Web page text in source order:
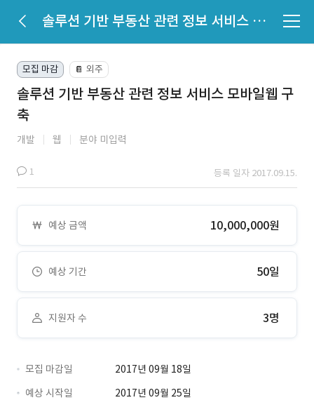
솔루션 기반 부동산 관련 정보 서비스 모바일웹 구축
모집 마감 📔 외주
솔루션 기반 부동산 관련 정보 서비스 모바일웹 구
축
개발 웹 분야 미입력
1 등록 일자 2017.09.15.
예상 금액 10,000,000원
예상 기간 50일
지원자 수 3명
모집 마감일
2017년 09월 18일
예상 시작일
2017년 09월 25일